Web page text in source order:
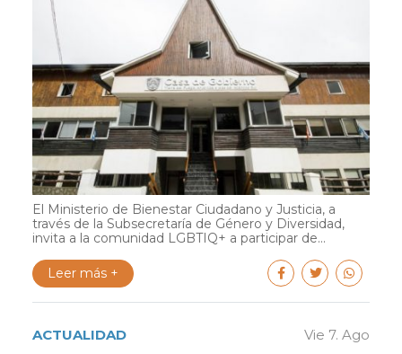
El Ministerio de Bienestar Ciudadano y Justicia, a
través de la Subsecretaría de Género y Diversidad,
invita a la comunidad LGBTIQ+ a participar de...
Leer más +
ACTUALIDAD Vie 7. Ago